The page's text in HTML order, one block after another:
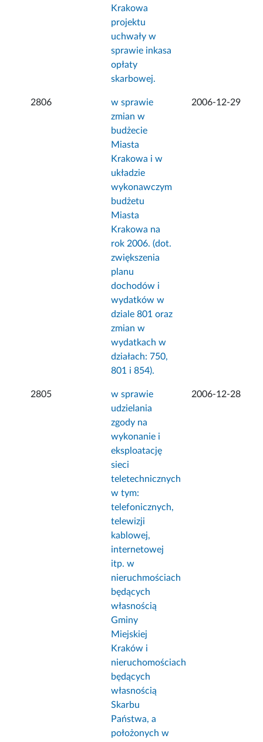
Krakowa
projektu
uchwały w
sprawie inkasa
opłaty
skarbowej.
2806
w sprawie
zmian w
budżecie
Miasta
Krakowa i w
układzie
wykonawczym
budżetu
Miasta
Krakowa na
rok 2006. (dot.
zwiększenia
planu
dochodów i
wydatków w
dziale 801 oraz
zmian w
wydatkach w
działach: 750,
801 i 854).
2006-12-29
2805
w sprawie
udzielania
zgody na
wykonanie i
eksploatację
sieci
teletechnicznych
w tym:
telefonicznych,
telewizji
kablowej,
internetowej
itp. w
nieruchmościach
będących
własnością
Gminy
Miejskiej
Kraków i
nieruchomościach
będących
własnością
Skarbu
Państwa, a
położonych w
2006-12-28